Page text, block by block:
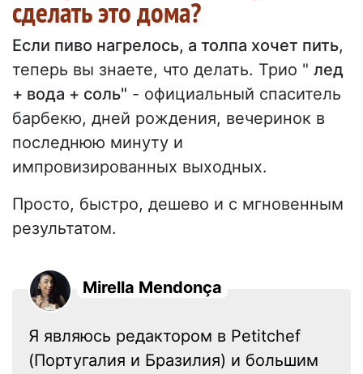
сделать это дома?
Если пиво нагрелось, а толпа хочет пить,
теперь вы знаете, что делать. Трио " лед
+ вода + соль" - официальный спаситель
барбекю, дней рождения, вечеринок в
последнюю минуту и
импровизированных выходных.
Просто, быстро, дешево и с мгновенным
результатом.
Mirella Mendonça
Я являюсь редактором в Petitchef
(Португалия и Бразилия) и большим